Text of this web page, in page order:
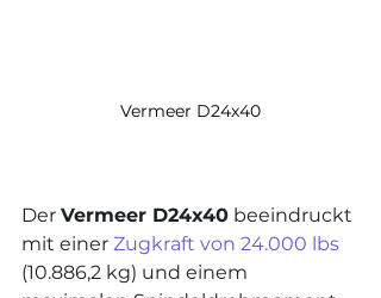
Vermeer D24x40
Der Vermeer D24x40 beeindruckt
mit einer Zugkraft von 24.000 lbs
(10.886,2 kg) und einem